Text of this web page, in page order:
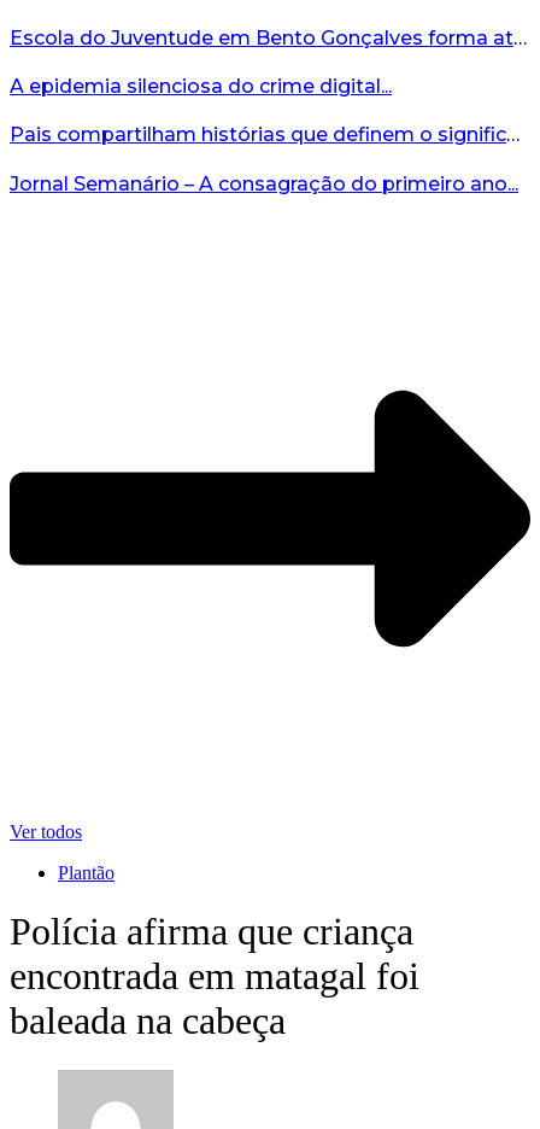
Escola do Juventude em Bento Gonçalves forma atletas da região...
A epidemia silenciosa do crime digital...
Pais compartilham histórias que definem o significado da missão...
Jornal Semanário – A consagração do primeiro ano...
Ver todos
Plantão
Polícia afirma que criança
encontrada em matagal foi
baleada na cabeça